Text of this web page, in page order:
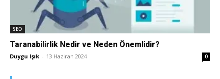
SEO
Taranabilirlik Nedir ve Neden Önemlidir?
Duygu Işık - 13 Haziran 2024 0